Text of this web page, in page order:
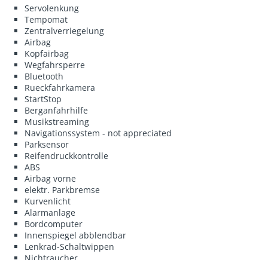
Servolenkung
Tempomat
Zentralverriegelung
Airbag
Kopfairbag
Wegfahrsperre
Bluetooth
Rueckfahrkamera
StartStop
Berganfahrhilfe
Musikstreaming
Navigationssystem - not appreciated
Parksensor
Reifendruckkontrolle
ABS
Airbag vorne
elektr. Parkbremse
Kurvenlicht
Alarmanlage
Bordcomputer
Innenspiegel abblendbar
Lenkrad-Schaltwippen